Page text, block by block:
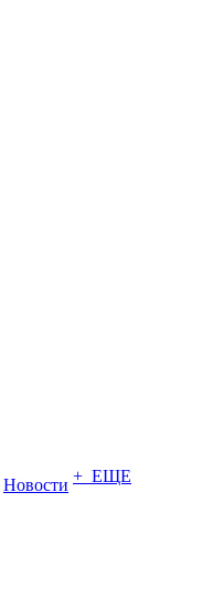
Новости + ЕЩЕ